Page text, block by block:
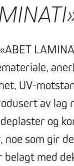
UV-
av lag
og
som gir
med